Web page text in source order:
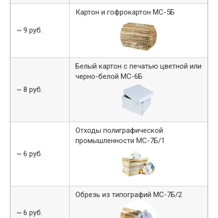
~ 9 руб.
Картон и гофрокартон МС-5Б
~ 8 руб.
Белый картон с печатью цветной или
черно-белой МС-6Б
~ 6 руб.
Отходы полиграфической
промышленности МС-7Б/1
~ 6 руб.
Обрезь из типографий МС-7Б/2